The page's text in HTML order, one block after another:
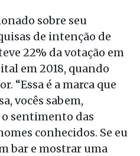
sobre seu
de intenção de
22% da votação em
em 2018, quando
“Essa é a marca que
vocês sabem,
sentimento das
conhecidos. Se eu
bar e mostrar uma